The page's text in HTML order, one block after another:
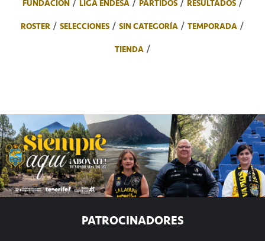
FUNDACIÓN
LIGA ENDESA PARTIDOS
RESULTADOS
ROSTER
SELECCIONES SIN CATEGORÍA
TEMPORADA
TIENDA
PATROCINADORES